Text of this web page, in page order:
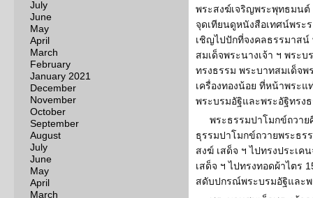
July
June
May
April
March
February
January 2021
December
November
October
September
August
July
June
May
April
March
พระสงฆ์เจริญพระพุทธมนต์
จุดเทียนดูหนังสือเทศน์พระ
เชิญไปปักที่จงคลธรรมาสน์
สมเด็จพระนางเจ้า ฯ พระ
ทรงธรรม พระบาทสมเด็จพ
เครื่องทองน้อย ที่หน้าพระ
พระบรมอัฐิและพระอัฐิทรง
พระธรรมปาโมกข์ถวาย
ธุรรมปาโมกข์ถวายพระธร
สงฆ์ เสด็จ ฯ ไปทรงประเ
เสด็จ ฯ ไปทรงทอดผ้าไตร
สดับปกรณ์พระบรมอัฐิและพ